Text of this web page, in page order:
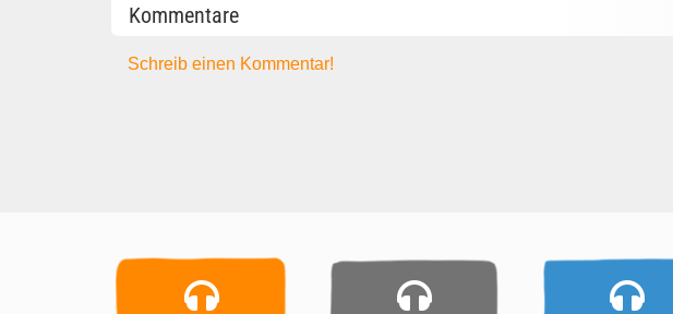
Kommentare
Schreib einen Kommentar!